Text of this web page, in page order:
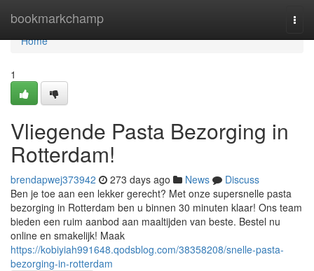
bookmarkchamp
Home
Home
1
Vliegende Pasta Bezorging in
Rotterdam!
brendapwej373942 273 days ago News
Discuss
Ben je toe aan een lekker gerecht? Met onze supersnelle pasta
bezorging in Rotterdam ben u binnen 30 minuten klaar! Ons team
bieden een ruim aanbod aan maaltijden van beste. Bestel nu
online en smakelijk! Maak
https://kobiyiah991648.qodsblog.com/38358208/snelle-pasta-
bezorging-in-rotterdam